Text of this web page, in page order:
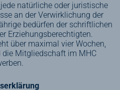
natürliche oder juristische
an der Verwirklichung der
bedürfen der schriftlichen
Erziehungsberechtigten.
über maximal vier Wochen,
Mitgliedschaft im MHC